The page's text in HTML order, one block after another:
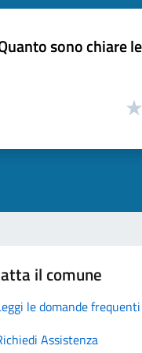
sono chiare
il comune
le domande frequenti
Assistenza